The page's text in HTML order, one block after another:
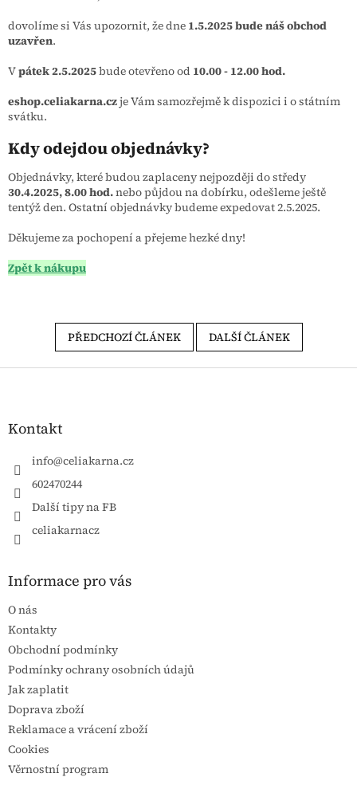
dovolíme si Vás upozornit, že dne 1.5.2025 bude náš obchod
uzavřen.
Vpátek 2.5.2025bude otevřeno od 10.00 - 12.00 hod.
eshop.celiakarna.czje Vám samozřejmě k dispozici i o státním
svátku.
Kdy odejdou objednávky?
Objednávky, které budou zaplaceny nejpozději do středy
30.4.2025, 8.00 hod.nebo půjdou na dobírku, odešleme ještě
tentýž den. Ostatní objednávky budeme expedovat 2.5.2025.
Děkujeme za pochopení a přejeme hezké dny!
Zpět k nákupu
PŘEDCHOZÍ ČLÁNEK DALŠÍ ČLÁNEK
Zápatí
Kontakt
info@celiakarna.cz
602470244
Další tipy na FB
celiakarnacz
Informace pro vás
O nás
Kontakty
Obchodní podmínky
Podmínky ochrany osobních údajů
Jak zaplatit
Doprava zboží
Reklamace a vrácení zboží
Cookies
Věrnostní program